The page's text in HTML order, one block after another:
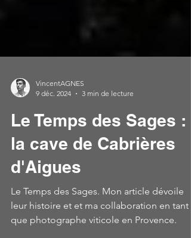
VincentAGNES
9 déc. 2024
3 min de lecture
Le Temps des Sages :
la cave de Cabrières
d'Aigues